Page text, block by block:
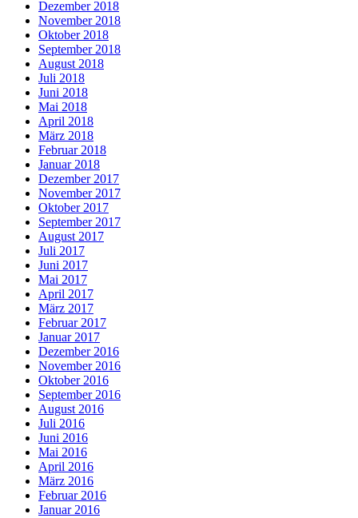
Dezember 2018
November 2018
Oktober 2018
September 2018
August 2018
Juli 2018
Juni 2018
Mai 2018
April 2018
März 2018
Februar 2018
Januar 2018
Dezember 2017
November 2017
Oktober 2017
September 2017
August 2017
Juli 2017
Juni 2017
Mai 2017
April 2017
März 2017
Februar 2017
Januar 2017
Dezember 2016
November 2016
Oktober 2016
September 2016
August 2016
Juli 2016
Juni 2016
Mai 2016
April 2016
März 2016
Februar 2016
Januar 2016